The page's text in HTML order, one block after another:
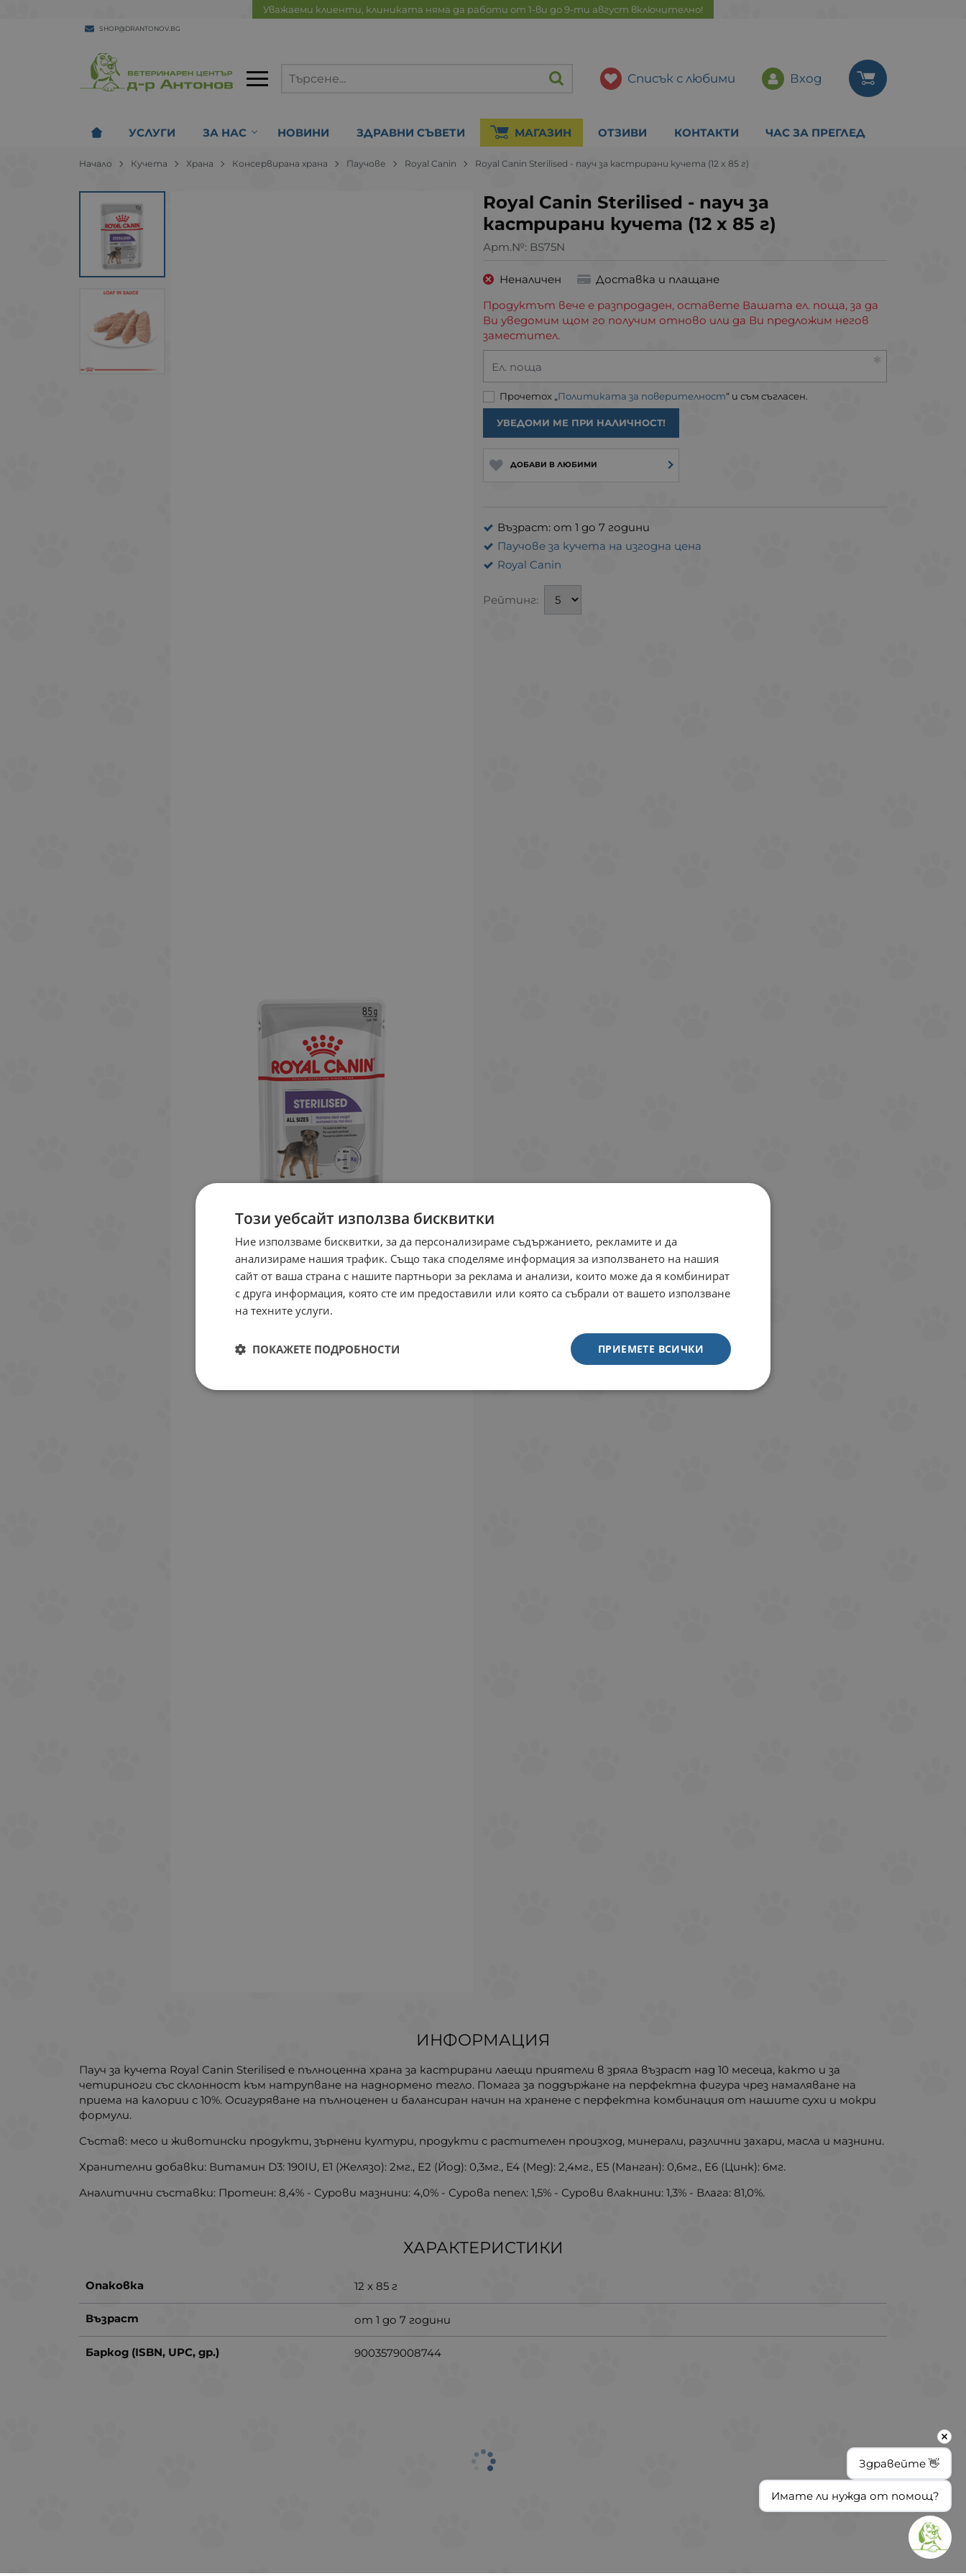
Уважаеми клиенти, клиниката няма да работи от 1-ви до 9-ти август включително!
SHOP@DRANTONOV.BG
Списък с любими Вход
УСЛУГИ ЗА НАС НОВИНИ ЗДРАВНИ СЪВЕТИ МАГАЗИН ОТЗИВИ КОНТАКТИ ЧАС ЗА ПРЕГЛЕД
Начало Кучета Храна Консервирана храна Паучове Royal Canin Royal Canin Sterilised - пауч за кастрирани кучета (12 x 85 г)
Royal Canin Sterilised - пауч за
кастрирани кучета (12 x 85 г)
Арт.№: BS75N
Неналичен
Доставка и плащане
Продуктът вече е разпродаден, оставете Вашата ел. поща, за да
Ви уведомим щом го получим отново или да Ви предложим негов
заместител.
Ел. поща
Прочетох „Политиката за поверителност“ и съм съгласен.
УВЕДОМИ МЕ ПРИ НАЛИЧНОСТ!
ДОБАВИ В ЛЮБИМИ
Възраст: от 1 до 7 години
Паучове за кучета на изгодна цена
Royal Canin
Рейтинг:
ИНФОРМАЦИЯ
Пауч за кучета Royal Canin Sterilised е пълноценна храна за кастрирани лаещи приятели в зряла възраст над 10 месеца, както и за
четириноги със склонност към натрупване на наднормено тегло. Помага за поддържане на перфектна фигура чрез намаляване на
приема на калории с 10%. Осигуряване на пълноценен и балансиран начин на хранене с перфектна комбинация от нашите сухи и мокри
формули.
Състав: месо и животински продукти, зърнени култури, продукти с растителен произход, минерали, различни захари, масла и мазнини.
Хранителни добавки: Витамин D3: 190IU, E1 (Желязо): 2мг., E2 (Йод): 0,3мг., E4 (Мед): 2,4мг., E5 (Манган): 0,6мг., E6 (Цинк): 6мг.
Аналитични съставки: Протеин: 8,4% - Сурови мазнини: 4,0% - Сурова пепел: 1,5% - Сурови влакнини: 1,3% - Влага: 81,0%.
ХАРАКТЕРИСТИКИ
Опаковка 12 x 85 г
Възраст от 1 до 7 години
Баркод (ISBN, UPC, др.) 9003579008744
Здравейте 👋
Имате ли нужда от помощ?
Този уебсайт използва бисквитки
Ние използваме бисквитки, за да персонализираме съдържанието, рекламите и да
анализираме нашия трафик. Също така споделяме информация за използването на нашия
сайт от ваша страна с нашите партньори за реклама и анализи, които може да я комбинират
с друга информация, която сте им предоставили или която са събрали от вашето използване
на техните услуги.
ПРИЕМЕТЕ ВСИЧКИ
ПОКАЖЕТЕ ПОДРОБНОСТИ